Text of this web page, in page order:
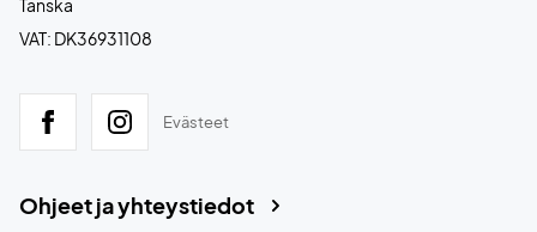
Tanska
VAT: DK36931108
Evästeet
Ohjeet ja yhteystiedot